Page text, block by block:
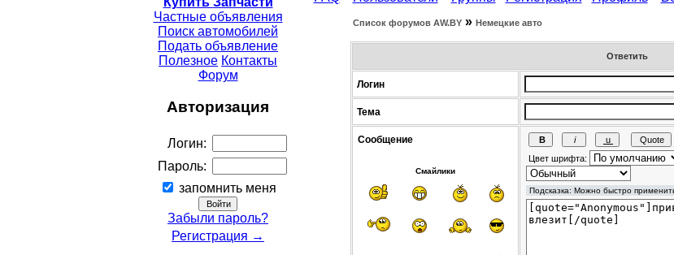
Частные объявления
Поиск автомобилей
Подать объявление
Полезное Контакты
Форум
Авторизация
Логин:
Пароль:
запомнить меня
Забыли пароль?
Регистрация →
Список форумов АW.BY» Немецкие авто
Ответить
Логин
Тема
Сообщение
Смайлики
Цвет шрифта: